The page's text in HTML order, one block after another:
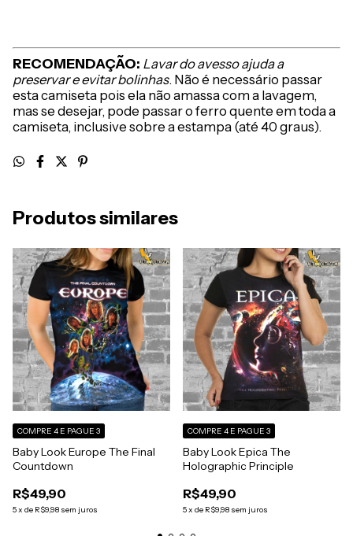
RECOMENDAÇÃO: Lavar do avesso ajuda a
preservar e evitar bolinhas. Não é necessário passar
esta camiseta pois ela não amassa com a lavagem,
mas se desejar, pode passar o ferro quente em toda a
camiseta, inclusive sobre a estampa (até 40 graus).
Produtos similares
Baby Look Europe The Final
Countdown
R$49,90
5x de R$9,98 sem juros
COMPRE 4 E PAGUE 3
Baby Look Epica The
Holographic Principle
R$49,90
5x de R$9,98 sem juros
COMPRE 4 E PAGUE 3